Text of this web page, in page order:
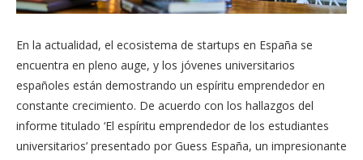
En la actualidad, el ecosistema de startups en España se
encuentra en pleno auge, y los jóvenes universitarios
españoles están demostrando un espíritu emprendedor en
constante crecimiento. De acuerdo con los hallazgos del
informe titulado ‘El espíritu emprendedor de los estudiantes
universitarios’ presentado por Guess España, un impresionante